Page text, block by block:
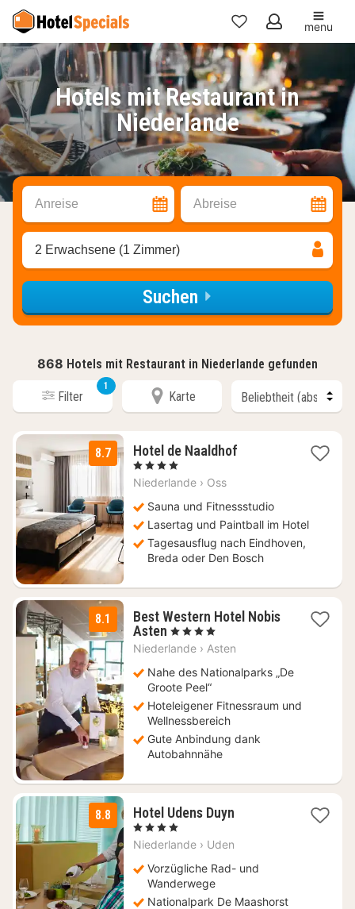
Meine
Favoriten
menu
Hotels mit Restaurant in
Niederlande
Anreise Abreise
2 Erwachsene (1 Zimmer)
Suchen
868 Hotels mit Restaurant in Niederlande gefunden
Filter
1
Karte
8.7 Hotel de Naaldhof1
€
, 4 Sterne
Niederlande › Oss
Sauna und Fitnessstudio
Lasertag und Paintball im Hotel
Tagesausflug nach Eindhoven,
Breda oder Den Bosch
8.1
Best Western Hotel Nobis
Asten 1
Nacht
110
€
, 4 Sterne
Niederlande › Asten
Nahe des Nationalparks „De
Groote Peel“
Hoteleigener Fitnessraum und
Wellnessbereich
Gute Anbindung dank
Autobahnnähe
8.8 Hotel Udens Duyn2
ab
€
, 4 Sterne
Niederlande › Uden
Vorzügliche Rad- und
Wanderwege
Nationalpark De Maashorst